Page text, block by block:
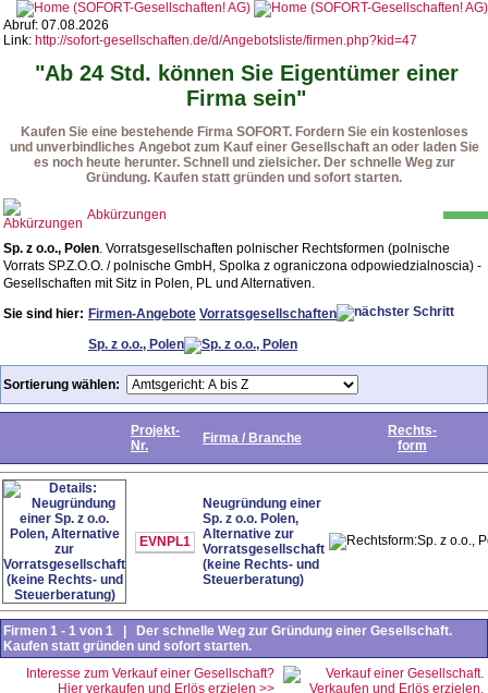
Abruf: 07.08.2026
Link: http://sofort-gesellschaften.de/d/Angebotsliste/firmen.php?kid=47
"Ab 24 Std. können Sie Eigentümer einer
Firma sein"
Kaufen Sie eine bestehende Firma SOFORT. Fordern Sie ein kostenloses
und unverbindliches Angebot zum Kauf einer Gesellschaft an oder laden Sie
es noch heute herunter. Schnell und zielsicher. Der schnelle Weg zur
Gründung. Kaufen statt gründen und sofort starten.
Abkürzungen
Sp. z o.o., Polen. Vorratsgesellschaften polnischer Rechtsformen (polnische
Vorrats SP.Z.O.O. / polnische GmbH, Spolka z ograniczona odpowiedzialnoscia) -
Gesellschaften mit Sitz in Polen, PL und Alternativen.
Sie sind hier: Firmen-Angebote Vorratsgesellschaften
Sp. z o.o., Polen
Sortierung wählen:
Projekt-
Nr.
Firma / Branche
Rechts-
form
EVNPL1
Neugründung einer
Sp. z o.o. Polen,
Alternative zur
Vorratsgesellschaft
(keine Rechts- und
Steuerberatung)
Sp. z o.o.,
Firmen 1 - 1 von 1 | Der schnelle Weg zur Gründung einer Gesellschaft.
Kaufen statt gründen und sofort starten.
Interesse zum Verkauf einer Gesellschaft?
Hier verkaufen und Erlös erzielen >>